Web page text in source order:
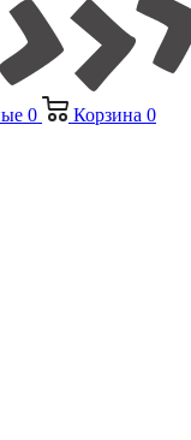
0 Корзина 0